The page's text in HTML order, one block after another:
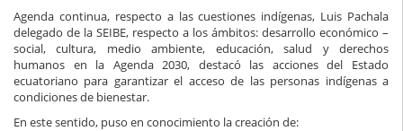
Agenda continua, respecto a las cuestiones indígenas, Luis Pachala
delegado de la SEIBE, respecto a los ámbitos: desarrollo económico –
social, cultura, medio ambiente, educación, salud y derechos
humanos en la Agenda 2030, destacó las acciones del Estado
ecuatoriano para garantizar el acceso de las personas indígenas a
condiciones de bienestar.
En este sentido, puso en conocimiento la creación de: